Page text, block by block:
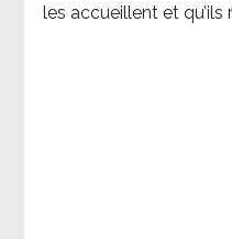
les accueillent et qu’ils